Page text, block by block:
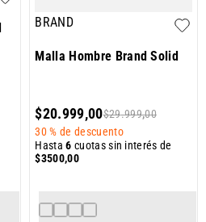
BRAND
Malla Hombre Brand Solid
$20.999,00$29.999,00
30 % de descuento
Hasta6 cuotas sin interés de
$3500,00